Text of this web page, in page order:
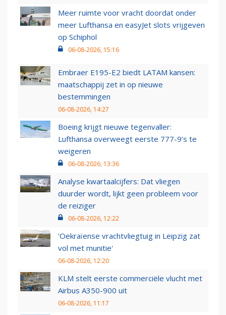
Meer ruimte voor vracht doordat onder
meer Lufthansa en easyJet slots vrijgeven
op Schiphol
06-08-2026, 15:16
Embraer E195-E2 biedt LATAM kansen:
maatschappij zet in op nieuwe
bestemmingen
06-08-2026, 14:27
Boeing krijgt nieuwe tegenvaller:
Lufthansa overweegt eerste 777-9’s te
weigeren
06-08-2026, 13:36
Analyse kwartaalcijfers: Dat vliegen
duurder wordt, lijkt geen probleem voor
de reiziger
06-08-2026, 12:22
'Oekraïense vrachtvliegtuig in Leipzig zat
vol met munitie'
06-08-2026, 12:20
KLM stelt eerste commerciële vlucht met
Airbus A350-900 uit
06-08-2026, 11:17